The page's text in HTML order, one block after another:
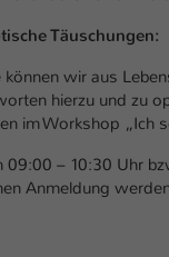
Täuschungen:
wir aus
hierzu und zu
im Workshop „Ich
– 10:30 Uhr
Anmeldung
Anbieter
Marketing
Diese Cookies
Besucher auf der
werden anonymisiert